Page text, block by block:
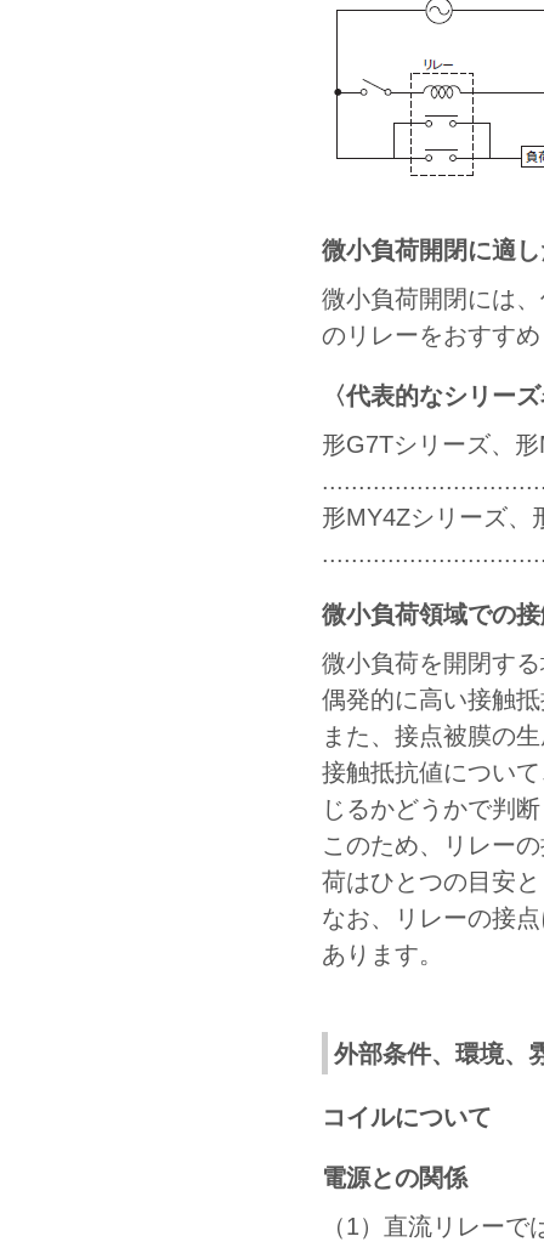
微小負荷開閉に適
微小負荷開閉には
のリレーをおすす
〈代表的なシリー
形G7Tシリーズ、
形MY4Zシリーズ、
微小負荷領域での
微小負荷を開閉す
偶発的に高い接触
また、接点被膜の
接触抵抗値につい
じるかどうかで判
このため、リレー
荷はひとつの目安
なお、リレーの接
あります。
外部条件、環境、
コイルについて
電源との関係
（1）直流リレーで